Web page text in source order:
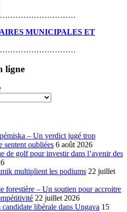
MUNICIPALES ET
ligne
– Un verdict jugé trop
sentent oubliées 6 août 2026
de golf pour investir dans l’avenir des
multiplient les podiums 22 juillet
forestière – Un soutien pour accroitre
22 juillet 2026
libérale dans Ungava 15